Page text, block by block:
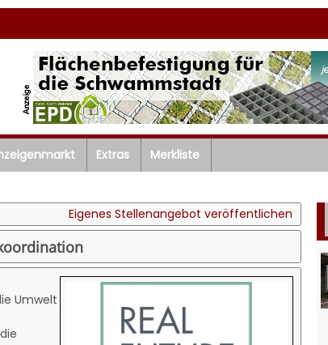
Extras
Merkliste
Eigenes Stellenangebot veröffentlichen
Umwelt